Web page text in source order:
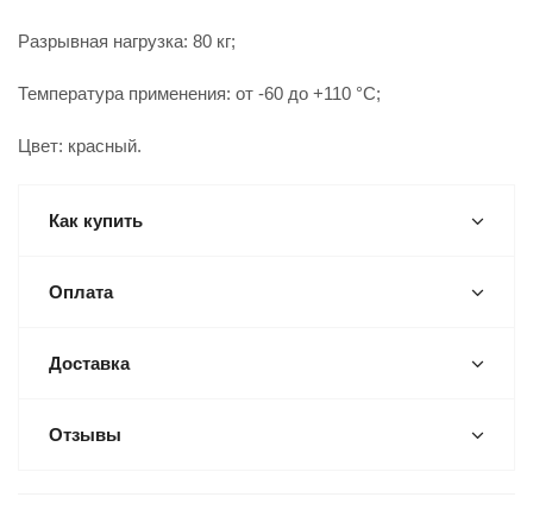
Разрывная нагрузка: 80 кг;
Температура применения: от -60 до +110 °С;
Цвет: красный.
Как купить
Оплата
Доставка
Отзывы